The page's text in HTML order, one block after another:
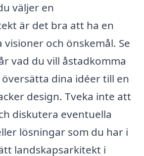
väljer en
är det bra att ha en
och önskemål. Se
vad du vill åstadkomma
dina idéer till en
design. Tveka inte att
diskutera eventuella
lösningar som du har i
landskapsarkitekt i